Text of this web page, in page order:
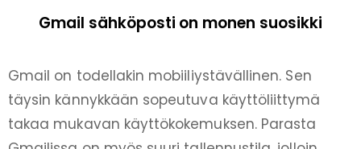
Gmail sähköposti on monen suosikki
Gmail on todellakin mobiiliystävällinen. Sen
täysin kännykkään sopeutuva käyttöliittymä
takaa mukavan käyttökokemuksen. Parasta